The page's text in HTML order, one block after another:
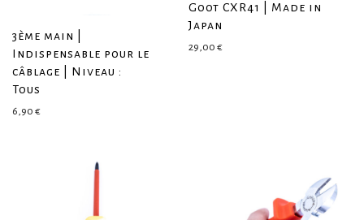
3ème main |
Indispensable pour le
câblage | Niveau :
Tous
6,90 €
Goot CXR41 | Made in
Japan
29,00 €